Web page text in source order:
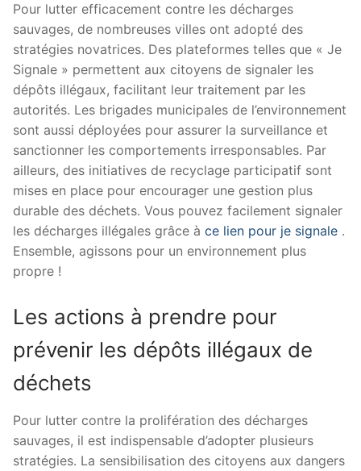
Pour lutter efficacement contre les décharges
sauvages, de nombreuses villes ont adopté des
stratégies novatrices. Des plateformes telles que « Je
Signale » permettent aux citoyens de signaler les
dépôts illégaux, facilitant leur traitement par les
autorités. Les brigades municipales de l’environnement
sont aussi déployées pour assurer la surveillance et
sanctionner les comportements irresponsables. Par
ailleurs, des initiatives de recyclage participatif sont
mises en place pour encourager une gestion plus
durable des déchets. Vous pouvez facilement signaler
les décharges illégales grâce à ce lien pour je signale .
Ensemble, agissons pour un environnement plus
propre !
Les actions à prendre pour
prévenir les dépôts illégaux de
déchets
Pour lutter contre la prolifération des décharges
sauvages, il est indispensable d’adopter plusieurs
stratégies. La sensibilisation des citoyens aux dangers